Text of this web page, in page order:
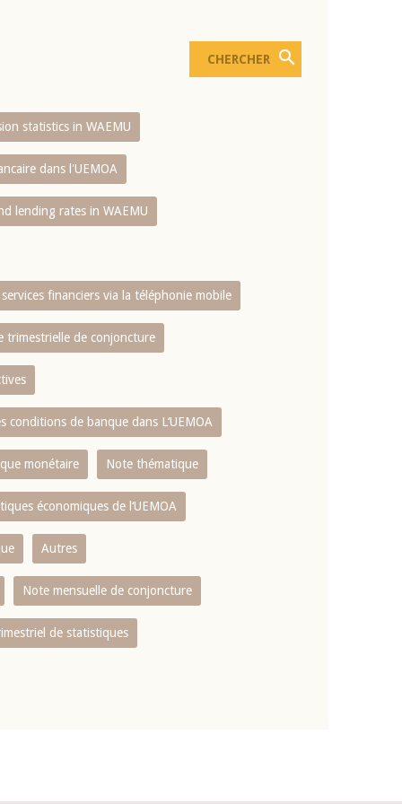
statistics in WAEMU
dans l'UEMOA
lending rates in WAEMU
financiers via la téléphonie mobile
trimestrielle de conjoncture
conditions de banque dans L‘UEMOA
monétaire Note thématique
économiques de l‘UEMOA
Autres
Note mensuelle de conjoncture
de statistiques